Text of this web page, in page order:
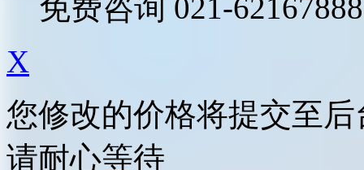
免费咨询 021-62167888
X
您修改的价格将提交至
请耐心等待